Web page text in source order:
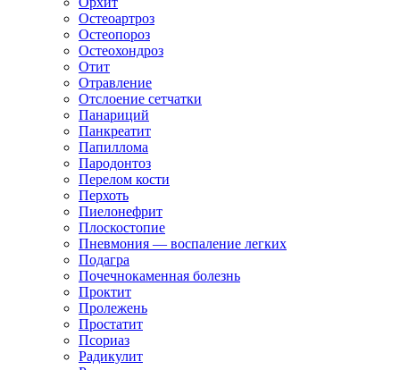
Остеоартроз
Остеопороз
Остеохондроз
Отит
Отравление
Отслоение сетчатки
Панариций
Панкреатит
Папиллома
Пародонтоз
Перелом кости
Перхоть
Пиелонефрит
Плоскостопие
Пневмония — воспаление легких
Подагра
Почечнокаменная болезнь
Проктит
Пролежень
Простатит
Псориаз
Радикулит